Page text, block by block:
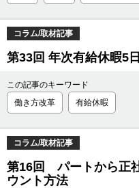
コラム/取材記事
第33回 年次有給休暇5
この記事のキーワード
働き方改革
有給休暇
コラム/取材記事
第16回 パートから正
ウント方法